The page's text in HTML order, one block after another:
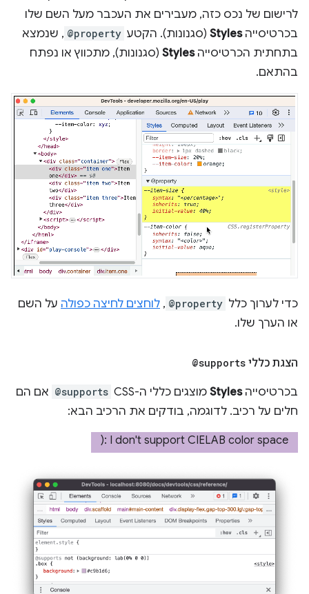
לרישום של נכס כזה, מעבירים את העכבר מעל השם שלו
בכרטיסייהStyles (סגנונות). הקטע @property , שנמצא
בתחתית הכרטיסייהStyles (סגנונות), מתכווץ או נפתח
בהתאם.
כדי לערוך כלל @property
, לוחצים לחיצה כפולה על השם
או הערך שלו.
הצגת כללי @supports
בכרטיסייהStyles מוצגים כללי ה-CSS‏ @supports אם הם
חלים על רכיב. לדוגמה, בודקים את הרכיב הבא: